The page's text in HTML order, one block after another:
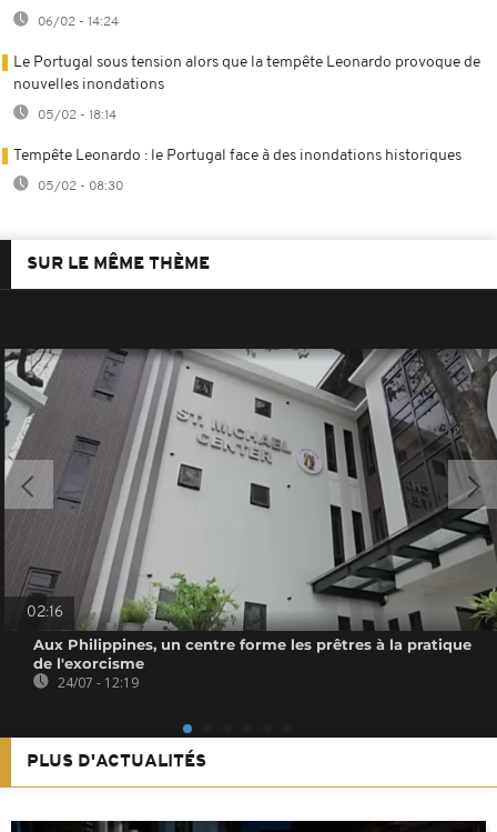
06/02 - 14:24
Le Portugal sous tension alors que la tempête Leonardo provoque de
nouvelles inondations
05/02 - 18:14
Tempête Leonardo : le Portugal face à des inondations historiques
05/02 - 08:30
SUR LE MÊME THÈME
02:16
Aux Philippines, un centre forme les prêtres à la pratique
de l'exorcisme
24/07 - 12:19
PLUS D'ACTUALITÉS